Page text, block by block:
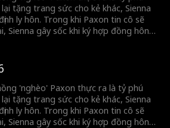
tặng trang sức cho kẻ khác, Sienna
ly hôn. Trong khi Paxon tin cô sẽ
Sienna gây sốc khi ký hợp đồng hôn
'nghèo' Paxon thực ra là tỷ phú
tặng trang sức cho kẻ khác, Sienna
ly hôn. Trong khi Paxon tin cô sẽ
Sienna gây sốc khi ký hợp đồng hôn